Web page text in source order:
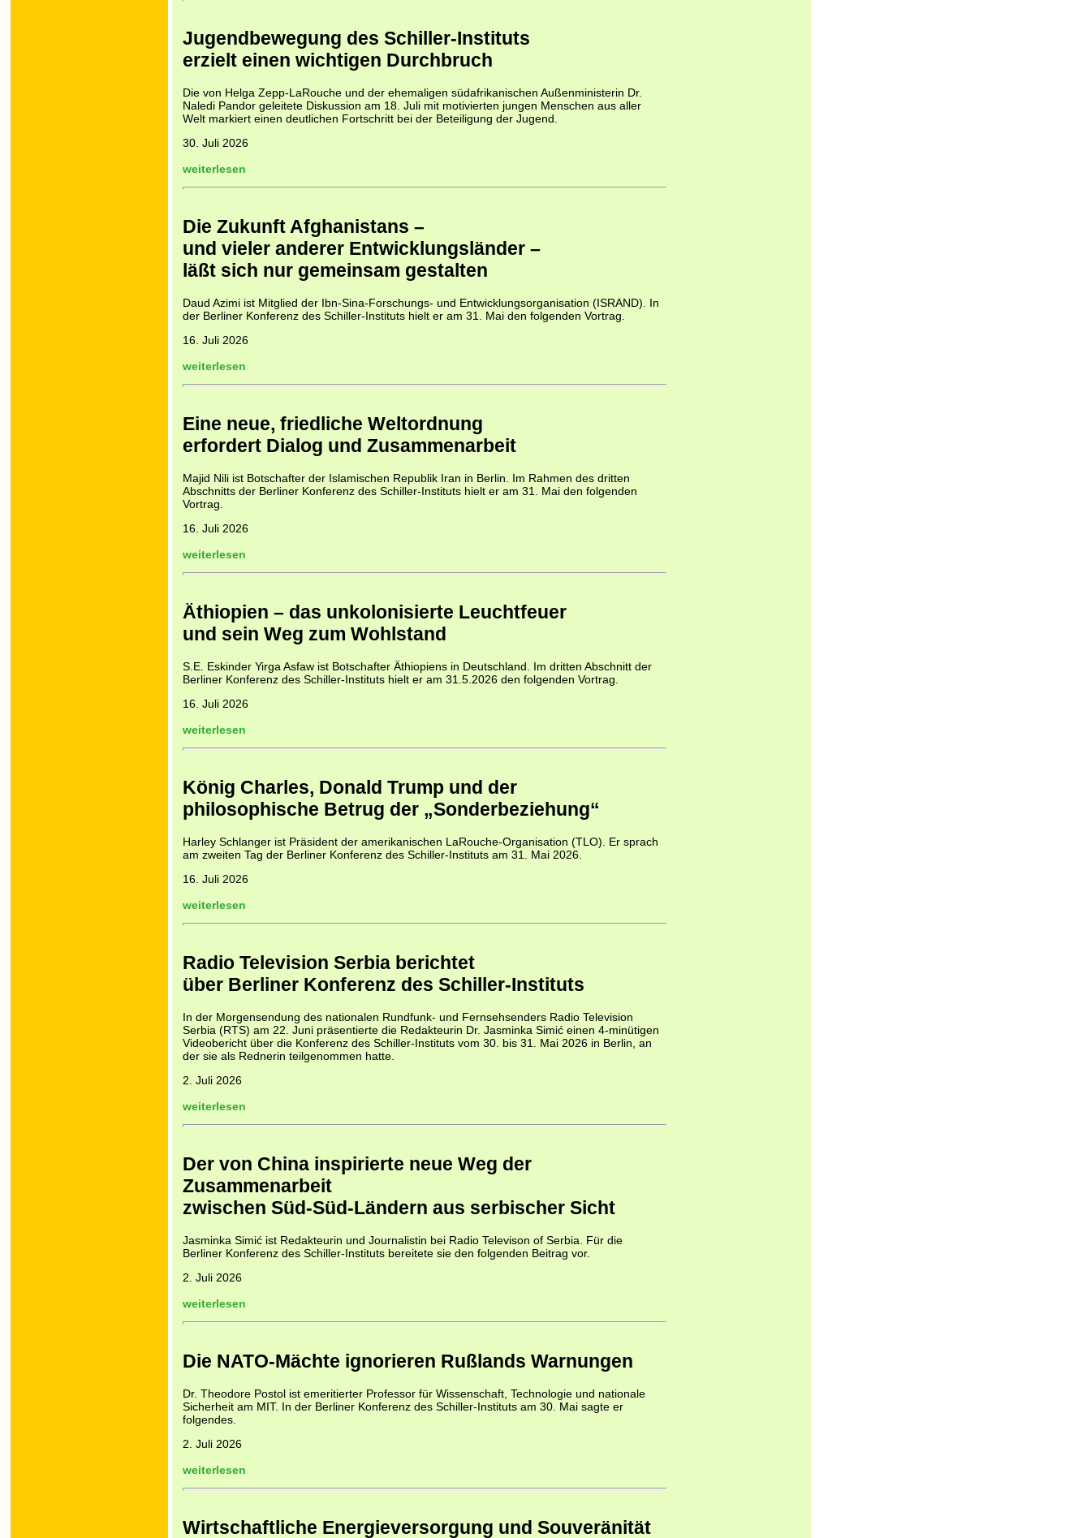
Jugendbewegung des Schiller-Instituts
erzielt einen wichtigen Durchbruch
Die von Helga Zepp-LaRouche und der ehemaligen südafrikanischen Außenministerin Dr.
Naledi Pandor geleitete Diskussion am 18. Juli mit motivierten jungen Menschen aus aller
Welt markiert einen deutlichen Fortschritt bei der Beteiligung der Jugend.
30. Juli 2026
weiterlesen
Die Zukunft Afghanistans –
und vieler anderer Entwicklungsländer –
läßt sich nur gemeinsam gestalten
Daud Azimi ist Mitglied der Ibn-Sina-Forschungs- und Entwicklungsorganisation (ISRAND). In
der Berliner Konferenz des Schiller-Instituts hielt er am 31. Mai den folgenden Vortrag.
16. Juli 2026
weiterlesen
Eine neue, friedliche Weltordnung
erfordert Dialog und Zusammenarbeit
Majid Nili ist Botschafter der Islamischen Republik Iran in Berlin. Im Rahmen des dritten
Abschnitts der Berliner Konferenz des Schiller-Instituts hielt er am 31. Mai den folgenden
Vortrag.
16. Juli 2026
weiterlesen
Äthiopien – das unkolonisierte Leuchtfeuer
und sein Weg zum Wohlstand
S.E. Eskinder Yirga Asfaw ist Botschafter Äthiopiens in Deutschland. Im dritten Abschnitt der
Berliner Konferenz des Schiller-Instituts hielt er am 31.5.2026 den folgenden Vortrag.
16. Juli 2026
weiterlesen
König Charles, Donald Trump und der
philosophische Betrug der „Sonderbeziehung“
Harley Schlanger ist Präsident der amerikanischen LaRouche-Organisation (TLO). Er sprach
am zweiten Tag der Berliner Konferenz des Schiller-Instituts am 31. Mai 2026.
16. Juli 2026
weiterlesen
Radio Television Serbia berichtet
über Berliner Konferenz des Schiller-Instituts
In der Morgensendung des nationalen Rundfunk- und Fernsehsenders Radio Television
Serbia (RTS) am 22. Juni präsentierte die Redakteurin Dr. Jasminka Simić einen 4-minütigen
Video­bericht über die Konferenz des Schiller-Instituts vom 30. bis 31. Mai 2026 in Berlin, an
der sie als Rednerin teilgenommen hatte.
2. Juli 2026
weiterlesen
Der von China inspirierte neue Weg der
Zusammenarbeit
zwischen Süd-Süd-Ländern aus serbischer Sicht
Jasminka Simić ist Redakteurin und Journalistin bei Radio Televison of Serbia. Für die
Berliner Konferenz des Schiller-Instituts bereitete sie den folgenden Beitrag vor.
2. Juli 2026
weiterlesen
Die NATO-Mächte ignorieren Rußlands Warnungen
Dr. Theodore Postol ist emeritierter Professor für Wissenschaft, Technologie und nationale
Sicherheit am MIT. In der Berliner Konferenz des Schiller-Instituts am 30. Mai sagte er
folgendes.
2. Juli 2026
weiterlesen
Wirtschaftliche Energieversorgung und Souveränität